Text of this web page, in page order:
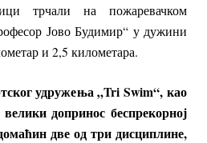
трчали на пожаревачком
Јово Будимир“ у дужини
и 2,5 километара.
удружења „Tri Swim“, као
допринос беспрекорној
две од три дисциплине,